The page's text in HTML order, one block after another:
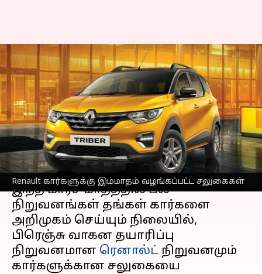
Renault கார்களுக்கு இம்மாதம் வழங்கப்பட்ட சலுகைகள்
இந்த மார்ச் மாதத்தில்
ரெனால்ட் கார்களுக்கு
செம்ம தள்ளுபடி
அறிவிப்பு!
எழுதியவர் Siranjeevi Mar 06, 2023 10:37 am
செய்தி முன்னோட்டம்
இந்த மார்ச் மாதத்தில் பல
நிறுவனங்கள் தங்கள் கார்களை
அறிமுகம் செய்யும் நிலையில்,
பிரெஞ்சு வாகன தயாரிப்பு
நிறுவனமான ரெனால்ட் நிறுவனமும்
கார்களுக்கான சலுகையை